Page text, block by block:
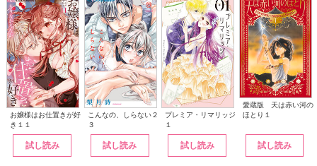
お嬢様はお仕置きが好
き１１
試し読み
こんなの、しらない２
３
試し読み
プレミア・リマリッジ
１
試し読み
愛蔵版 天は赤い河の
ほとり１
試し読み